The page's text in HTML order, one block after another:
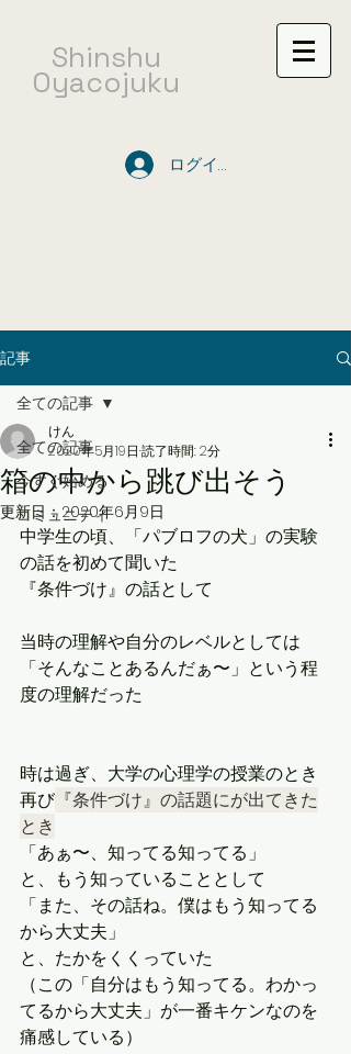
​Shinshu
Oyacojuku
ログイン
記事
全ての記事
今すぐ始める
コミュニティ
全ての記事
箱の中から跳び出そう
けん
2020年5月19日 読了時間: 2分
更新日： 2020年6月9日
中学生の頃、「パブロフの犬」の実験
の話を初めて聞いた
『条件づけ』の話として
当時の理解や自分のレベルとしては
「そんなことあるんだぁ〜」という程
度の理解だった
時は過ぎ、大学の心理学の授業のとき
再び 『条件づけ』の話題にが出てきた
とき
「あぁ〜、知ってる知ってる」
と、もう知っていることとして
「また、その話ね。僕はもう知ってる
から大丈夫」
と、たかをくくっていた
（この「自分はもう知ってる。わかっ
てるから大丈夫」が一番キケンなのを
痛感している）